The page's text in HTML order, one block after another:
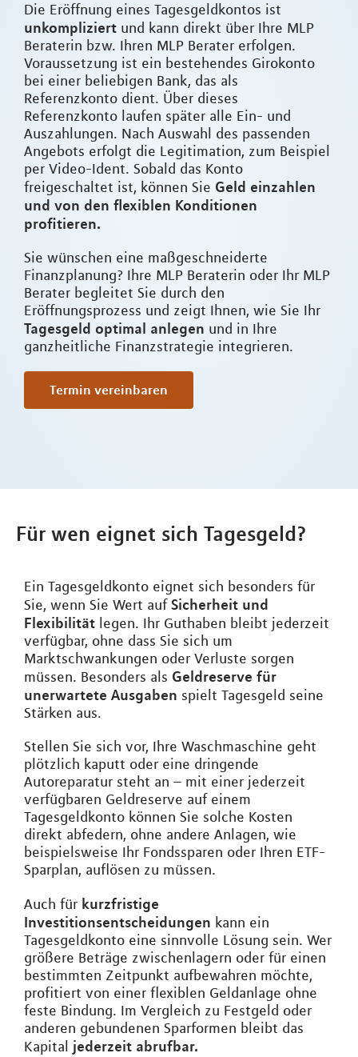
Die Eröffnung eines Tagesgeldkontos ist
unkompliziert und kann direkt über Ihre MLP
Beraterin bzw. Ihren MLP Berater erfolgen.
Voraussetzung ist ein bestehendes Girokonto
bei einer beliebigen Bank, das als
Referenzkonto dient. Über dieses
Referenzkonto laufen später alle Ein- und
Auszahlungen. Nach Auswahl des passenden
Angebots erfolgt die Legitimation, zum Beispiel
per Video-Ident. Sobald das Konto
freigeschaltet ist, können Sie Geld einzahlen
und von den flexiblen Konditionen
profitieren.
Sie wünschen eine maßgeschneiderte
Finanzplanung? Ihre MLP Beraterin oder Ihr MLP
Berater begleitet Sie durch den
Eröffnungsprozess und zeigt Ihnen, wie Sie Ihr
Tagesgeld optimal anlegen und in Ihre
ganzheitliche Finanzstrategie integrieren.
Termin vereinbaren
Für wen eignet sich Tagesgeld?
Ein Tagesgeldkonto eignet sich besonders für
Sie, wenn Sie Wert aufSicherheit und
Flexibilität legen. Ihr Guthaben bleibt jederzeit
verfügbar, ohne dass Sie sich um
Marktschwankungen oder Verluste sorgen
müssen. Besonders als Geldreserve für
unerwartete Ausgaben spielt Tagesgeld seine
Stärken aus.
Stellen Sie sich vor, Ihre Waschmaschine geht
plötzlich kaputt oder eine dringende
Autoreparatur steht an – mit einer jederzeit
verfügbaren Geldreserve auf einem
Tagesgeldkonto können Sie solche Kosten
direkt abfedern, ohne andere Anlagen, wie
beispielsweise Ihr Fondssparen oder Ihren ETF-
Sparplan, auflösen zu müssen.
Auch für kurzfristige
Investitionsentscheidungen kann ein
Tagesgeldkonto eine sinnvolle Lösung sein. Wer
größere Beträge zwischenlagern oder für einen
bestimmten Zeitpunkt aufbewahren möchte,
profitiert von einer flexiblen Geldanlage ohne
feste Bindung. Im Vergleich zu Festgeld oder
anderen gebundenen Sparformen bleibt das
Kapital jederzeit abrufbar.